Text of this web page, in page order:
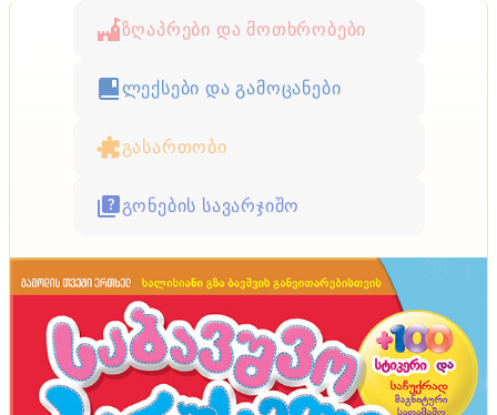
ზღაპრები და მოთხრობები
ლექსები და გამოცანები
გასართობი
გონების სავარჯიშო